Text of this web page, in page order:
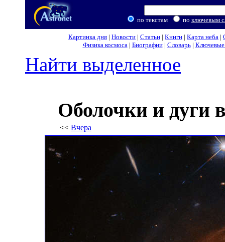
по текстам по ключевым
Картинка дня | Новости | Статьи | Книги | Карта неба |
Физика космоса| Биографии| Словарь| Ключевые
Найти выделенное
Оболочки и дуги
<< Вчера